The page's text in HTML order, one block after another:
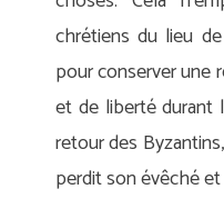
chrétiens du lieu
pour conserver une
et de liberté durant
retour des
perdit son évêché